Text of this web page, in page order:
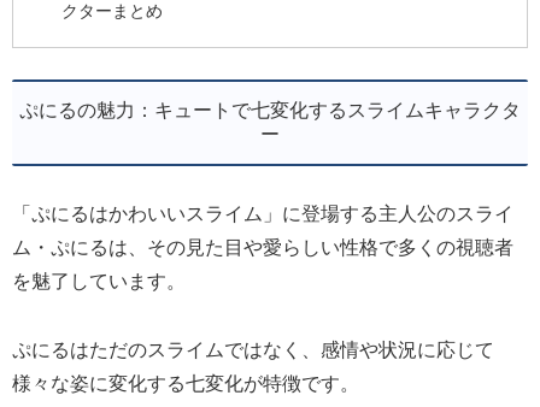
クターまとめ
ぷにるの魅力：キュートで七変化するスライムキャラクタ
ー
「ぷにるはかわいいスライム」に登場する主人公のスライ
ム・ぷにるは、その見た目や愛らしい性格で多くの視聴者
を魅了しています。
ぷにるはただのスライムではなく、感情や状況に応じて
様々な姿に変化する七変化が特徴です。